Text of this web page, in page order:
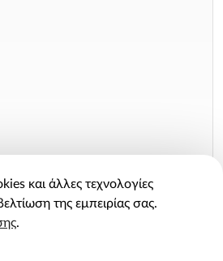
και άλλες τεχνολογίες
της εμπειρίας σας.
.